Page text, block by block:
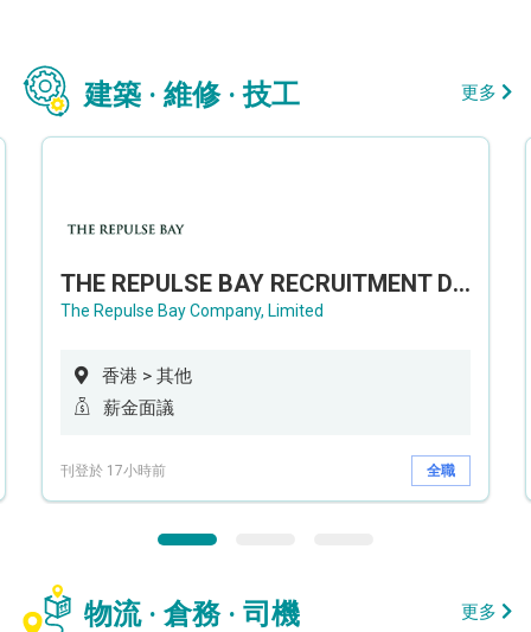
建築 · 維修 · 技工 更多
THE REPULSE BAY RECRUITMENT DAY 淺水灣影灣園人才招聘會
The Repulse Bay Company, Limited
香港 > 其他
薪金面議
刊登於 17小時前 全職
物流 · 倉務 · 司機 更多